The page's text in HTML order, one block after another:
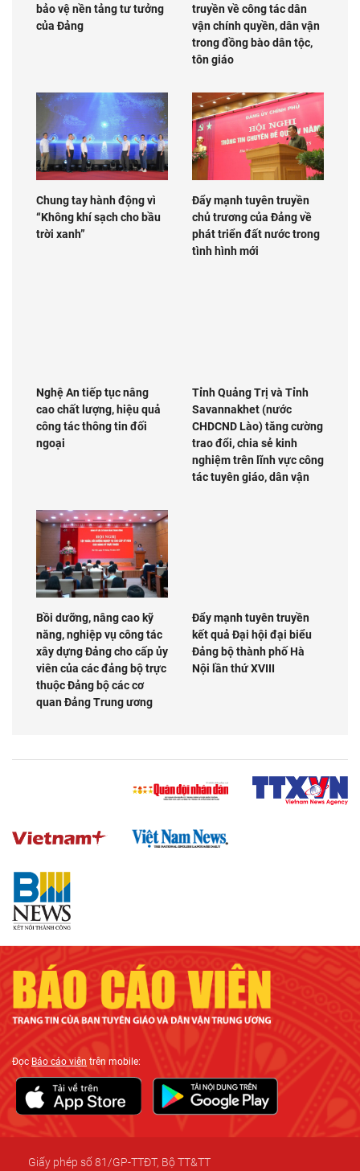
bảo vệ nền tảng tư tưởng
của Đảng
truyền về công tác dân
vận chính quyền, dân vận
trong đồng bào dân tộc,
tôn giáo
Chung tay hành động vì
“Không khí sạch cho bầu
trời xanh”
Đẩy mạnh tuyên truyền
chủ trương của Đảng về
phát triển đất nước trong
tình hình mới
Nghệ An tiếp tục nâng
cao chất lượng, hiệu quả
công tác thông tin đối
ngoại
Tỉnh Quảng Trị và Tỉnh
Savannakhet (nước
CHDCND Lào) tăng cường
trao đổi, chia sẻ kinh
nghiệm trên lĩnh vực công
tác tuyên giáo, dân vận
Bồi dưỡng, nâng cao kỹ
năng, nghiệp vụ công tác
xây dựng Đảng cho cấp ủy
viên của các đảng bộ trực
thuộc Đảng bộ các cơ
quan Đảng Trung ương
Đẩy mạnh tuyên truyền
kết quả Đại hội đại biểu
Đảng bộ thành phố Hà
Nội lần thứ XVIII
Báo cáo viêntrên mobile: